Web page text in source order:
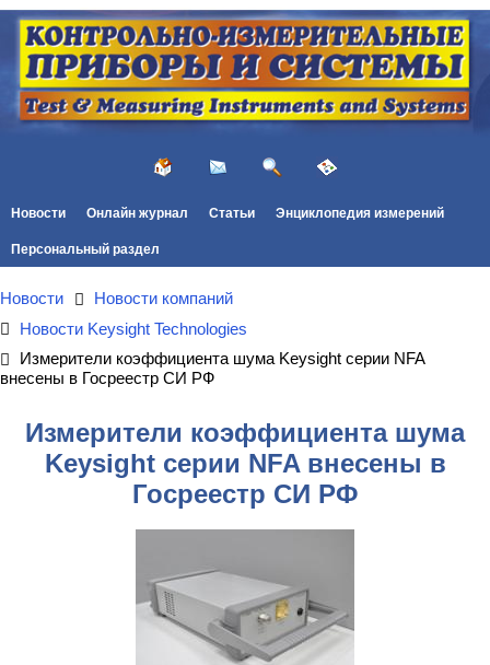
Новости Онлайн журнал Статьи Энциклопедия измерений
Персональный раздел
Новости
Новости компаний
Новости Keysight Technologies
Измерители коэффициента шума Keysight серии NFA
внесены в Госреестр СИ РФ
Измерители коэффициента шума
Keysight серии NFA внесены в
Госреестр СИ РФ